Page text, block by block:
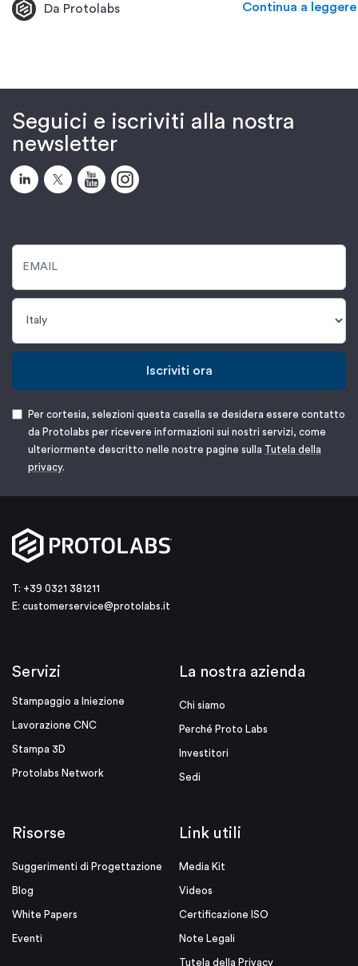
Da Protolabs Continua a leggere
Seguici e iscriviti alla nostra
newsletter
Iscriviti ora
Per cortesia, selezioni questa casella se desidera essere contatto
da Protolabs per ricevere informazioni sui nostri servizi, come
ulteriormente descritto nelle nostre pagine sulla Tutela della
privacy.
T: +39 0321 381211
E: customerservice@protolabs.it
Servizi
Stampaggio a Iniezione
Lavorazione CNC
Stampa 3D
Protolabs Network
La nostra azienda
Chi siamo
Perché Proto Labs
Investitori
Sedi
Risorse
Suggerimenti di Progettazione
Blog
White Papers
Eventi
Link utili
Media Kit
Videos
Certificazione ISO
Note Legali
Tutela della Privacy